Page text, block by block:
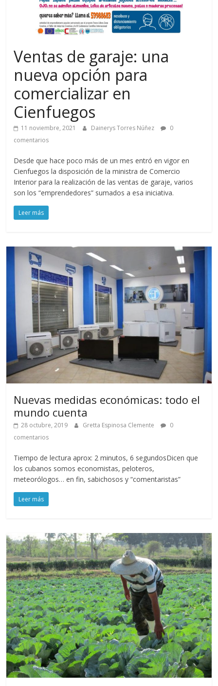
Ventas de garaje: una
nueva opción para
comercializar en
Cienfuegos
11 noviembre, 2021 Dainerys Torres Núñez
0
comentarios
Desde que hace poco más de un mes entró en vigor en
Cienfuegos la disposición de la ministra de Comercio
Interior para la realización de las ventas de garaje, varios
son los “emprendedores” sumados a esa iniciativa.
Leer más
Nuevas medidas económicas: todo el
mundo cuenta
28 octubre, 2019 Gretta Espinosa Clemente
0
comentarios
Tiempo de lectura aprox: 2 minutos, 6 segundosDicen que
los cubanos somos economistas, peloteros,
meteorólogos… en fin, sabichosos y “comentaristas”
Leer más